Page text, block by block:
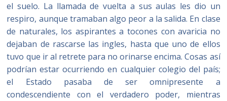
el suelo. La llamada de vuelta a sus aulas les dio un
respiro, aunque tramaban algo peor a la salida. En clase
de naturales, los aspirantes a tocones con avaricia no
dejaban de rascarse las ingles, hasta que uno de ellos
tuvo que ir al retrete para no orinarse encima. Cosas así
podrían estar ocurriendo en cualquier colegio del país;
el Estado pasaba de ser omnipresente a
condescendiente con el verdadero poder, mientras